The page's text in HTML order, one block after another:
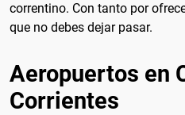
correntino. Con tanto por
que no debes dejar pasar.
Aeropuertos en
Corrientes